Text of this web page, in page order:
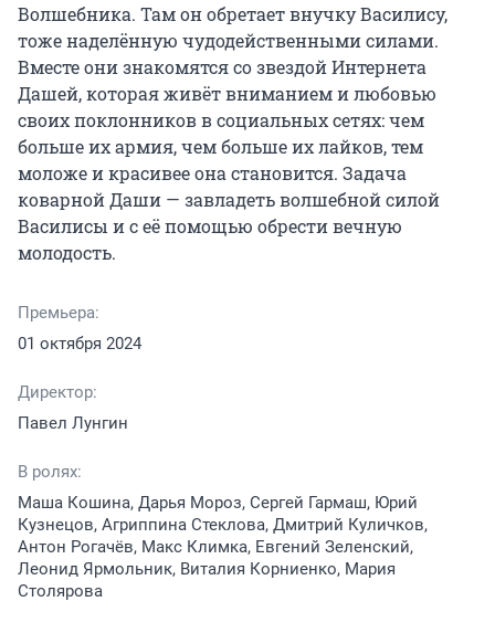
Волшебника. Там он обретает внучку Василису,
тоже наделённую чудодейственными силами.
Вместе они знакомятся со звездой Интернета
Дашей, которая живёт вниманием и любовью
своих поклонников в социальных сетях: чем
больше их армия, чем больше их лайков, тем
моложе и красивее она становится. Задача
коварной Даши — завладеть волшебной силой
Василисы и с её помощью обрести вечную
молодость.
Премьера:
01 октября 2024
Директор:
Павел Лунгин
В ролях:
Маша Кошина, Дарья Мороз, Сергей Гармаш, Юрий
Кузнецов, Агриппина Стеклова, Дмитрий Куличков,
Антон Рогачёв, Макс Климка, Евгений Зеленский,
Леонид Ярмольник, Виталия Корниенко, Мария
Столярова